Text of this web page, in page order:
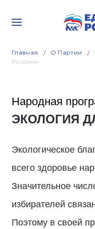
Главная О Партии
России»
Народная
ЭКОЛОГИЯ
Экологическое
всего здоровье
Значительное
избирателей
Поэтому в своей